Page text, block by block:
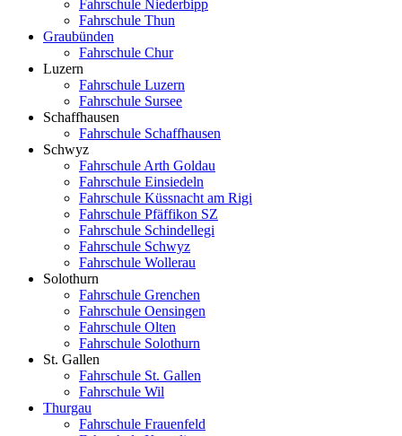
Fahrschule Niederbipp
Fahrschule Thun
Graubünden
Fahrschule Chur
Luzern
Fahrschule Luzern
Fahrschule Sursee
Schaffhausen
Fahrschule Schaffhausen
Schwyz
Fahrschule Arth Goldau
Fahrschule Einsiedeln
Fahrschule Küssnacht am Rigi
Fahrschule Pfäffikon SZ
Fahrschule Schindellegi
Fahrschule Schwyz
Fahrschule Wollerau
Solothurn
Fahrschule Grenchen
Fahrschule Oensingen
Fahrschule Olten
Fahrschule Solothurn
St. Gallen
Fahrschule St. Gallen
Fahrschule Wil
Thurgau
Fahrschule Frauenfeld